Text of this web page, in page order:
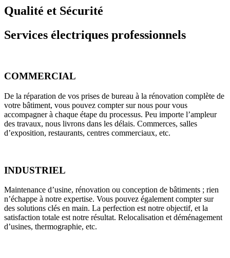
Qualité et Sécurité
Services électriques professionnels
COMMERCIAL
De la réparation de vos prises de bureau à la rénovation complète de
votre bâtiment, vous pouvez compter sur nous pour vous
accompagner à chaque étape du processus. Peu importe l’ampleur
des travaux, nous livrons dans les délais. Commerces, salles
d’exposition, restaurants, centres commerciaux, etc.
INDUSTRIEL
Maintenance d’usine, rénovation ou conception de bâtiments ; rien
n’échappe à notre expertise. Vous pouvez également compter sur
des solutions clés en main. La perfection est notre objectif, et la
satisfaction totale est notre résultat. Relocalisation et déménagement
d’usines, thermographie, etc.